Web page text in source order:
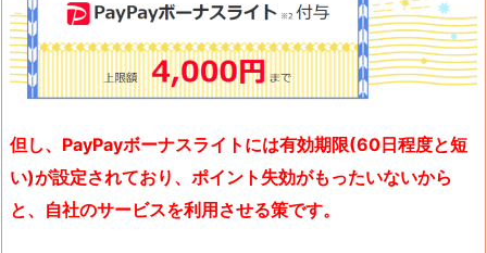
但し、PayPayボーナスライトには有効期限(60日程度と短
い)が設定されており、ポイント失効がもったいないから
と、自社のサービスを利用させる策です。